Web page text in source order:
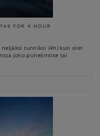
FOR 4 HOUR
tunniksi (4h) kun olet
joko puhelimitse tai